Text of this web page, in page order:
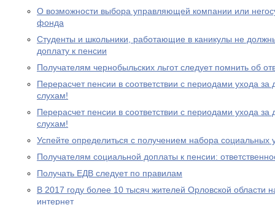
О возможности выбора управляющей компании или
фонда
Студенты и школьники, работающие в каникулы не
доплату к пенсии
Получателям чернобыльских льгот следует помнить об
Перерасчет пенсии в соответствии с периодами ухода за
слухам!
Перерасчет пенсии в соответствии с периодами ухода за
слухам!
Успейте определиться с получением набора социальных
Получателям социальной доплаты к пенсии:
Получать ЕДВ следует по правилам
В 2017 году более 10 тысяч жителей Орловской области
интернет